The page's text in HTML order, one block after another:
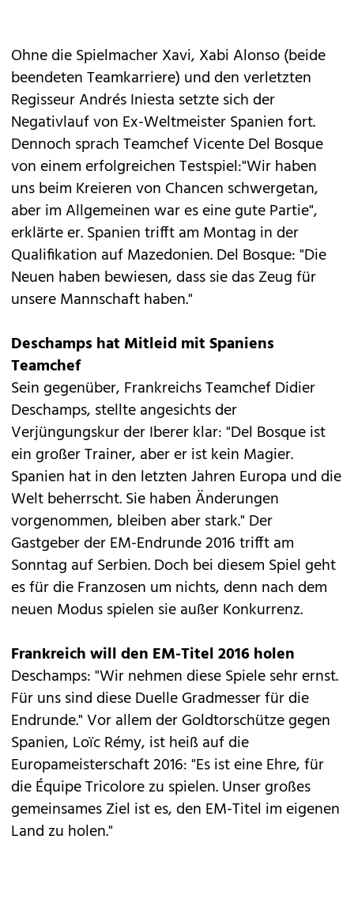
Ohne die Spielmacher Xavi, Xabi Alonso (beide
beendeten Teamkarriere) und den verletzten
Regisseur Andrés Iniesta setzte sich der
Negativlauf von Ex-Weltmeister Spanien fort.
Dennoch sprach Teamchef Vicente Del Bosque
von einem erfolgreichen Testspiel:"Wir haben
uns beim Kreieren von Chancen schwergetan,
aber im Allgemeinen war es eine gute Partie",
erklärte er. Spanien trifft am Montag in der
Qualifikation auf Mazedonien. Del Bosque: "Die
Neuen haben bewiesen, dass sie das Zeug für
unsere Mannschaft haben."
Deschamps hat Mitleid mit Spaniens
Teamchef
Sein gegenüber, Frankreichs Teamchef Didier
Deschamps, stellte angesichts der
Verjüngungskur der Iberer klar: "Del Bosque ist
ein großer Trainer, aber er ist kein Magier.
Spanien hat in den letzten Jahren Europa und die
Welt beherrscht. Sie haben Änderungen
vorgenommen, bleiben aber stark." Der
Gastgeber der EM-Endrunde 2016 trifft am
Sonntag auf Serbien. Doch bei diesem Spiel geht
es für die Franzosen um nichts, denn nach dem
neuen Modus spielen sie außer Konkurrenz.
Frankreich will den EM-Titel 2016 holen
Deschamps: "Wir nehmen diese Spiele sehr ernst.
Für uns sind diese Duelle Gradmesser für die
Endrunde." Vor allem der Goldtorschütze gegen
Spanien, Loïc Rémy, ist heiß auf die
Europameisterschaft 2016: "Es ist eine Ehre, für
die Équipe Tricolore zu spielen. Unser großes
gemeinsames Ziel ist es, den EM-Titel im eigenen
Land zu holen."